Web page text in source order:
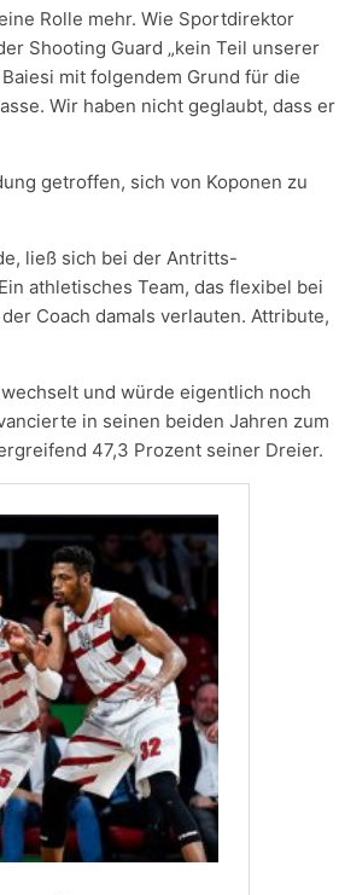
Rolle mehr. Wie Sportdirektor
Shooting Guard „kein Teil unserer
mit folgendem Grund für die
Wir haben nicht geglaubt, dass er
getroffen, sich von Koponen zu
ließ sich bei der Antritts-
athletisches Team, das flexibel bei
Coach damals verlauten. Attribute,
und würde eigentlich noch
in seinen beiden Jahren zum
47,3 Prozent seiner Dreier.